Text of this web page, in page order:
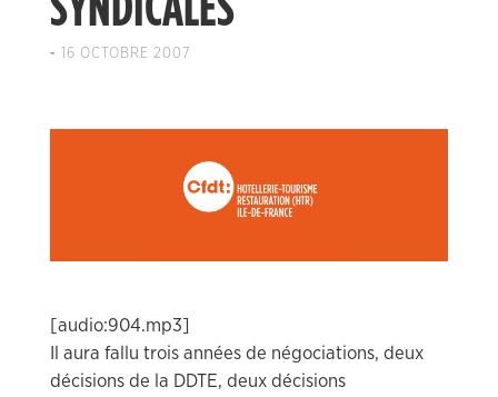
- 16 OCTOBRE 2007
[audio:904.mp3]
Il aura fallu trois années de négociations, deux
décisions de la DDTE, deux décisions